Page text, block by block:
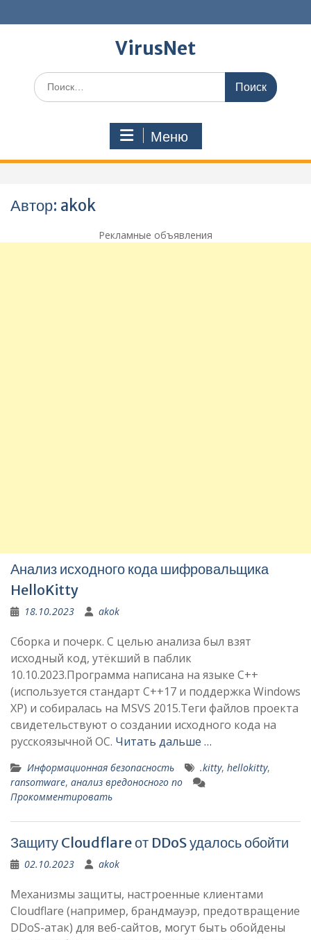
к
VirusNet
Поиск
по:
Меню
Автор: akok
Рекламные объявления
Анализ исходного кода шифровальщика
HelloKitty
18.10.2023 akok
Сборка и почерк. С целью анализа был взят
исходный код, утёкший в паблик
10.10.2023.Программа написана на языке C++
(используется стандарт C++17 и поддержка Windows
XP) и собиралась на MSVS 2015.Теги файлов проекта
свидетельствуют о создании исходного кода на
русскоязычной ОС. Читать дальше …
Информационная безопасность .kitty, hellokitty,
ransomware, анализ вредоносного по
Прокомментировать
Защиту Cloudflare от DDoS удалось обойти
02.10.2023 akok
Механизмы защиты, настроенные клиентами
Cloudflare (например, брандмауэр, предотвращение
DDoS-атак) для веб-сайтов, могут быть обойдены